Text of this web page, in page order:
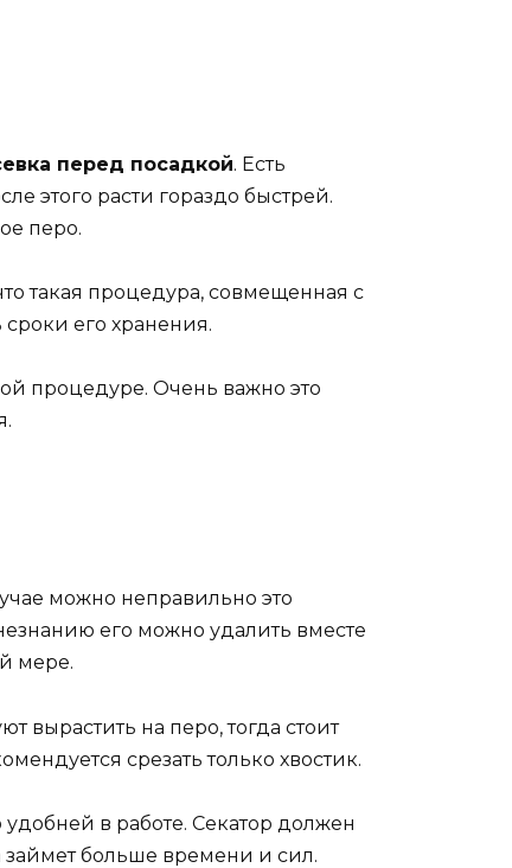
перед посадкой. Есть
этого расти гораздо быстрей.
перо.
такая процедура, совмещенная с
его хранения.
процедуре. Очень важно это
можно неправильно это
его можно удалить вместе
мере.
вырастить на перо, тогда стоит
срезать только хвостик.
в работе. Секатор должен
займет больше времени и сил.